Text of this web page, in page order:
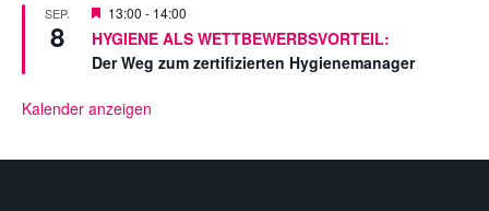
e
l
l
t
SEP.
8
V
o
r
g
t
13:00 - 14:00
HYGIENE ALS WETTBEWERBSVORTEIL:
Der Weg zum zertifizierten Hygienemanager
Kalender anzeigen